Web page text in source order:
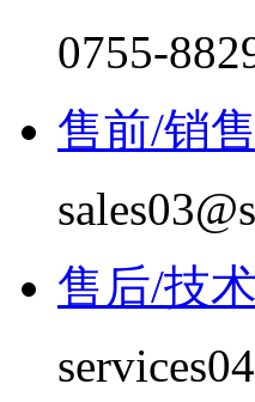
0755-
售前/销售
售后/技术